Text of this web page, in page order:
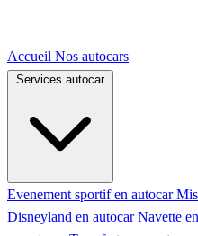
Accueil Nos autocars
Services autocar
Evenement sportif en autocar
Disneyland en autocar Navette